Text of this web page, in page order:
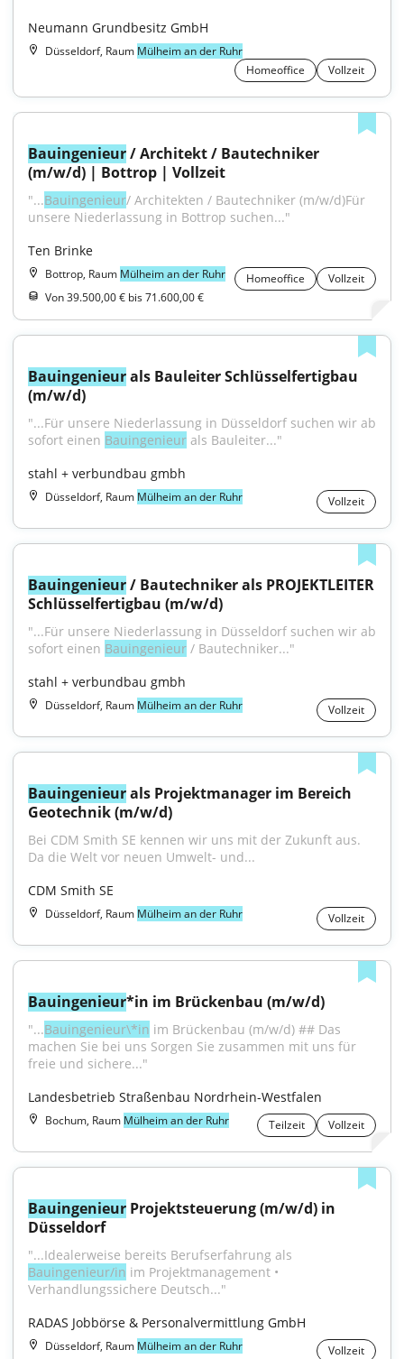
Neumann Grundbesitz GmbH
Düsseldorf, Raum Mülheim an der Ruhr
Homeoffice
Vollzeit
Bauingenieur / Architekt / Bautechniker
(m/w/d) | Bottrop | Vollzeit
"...Bauingenieur/ Architekten / Bautechniker (m/w/d)Für
unsere Niederlassung in Bottrop suchen..."
Ten Brinke
Bottrop, Raum Mülheim an der Ruhr Homeoffice
Vollzeit
Von 39.500,00 € bis 71.600,00 €
Bauingenieur als Bauleiter Schlüsselfertigbau
(m/w/d)
"...Für unsere Niederlassung in Düsseldorf suchen wir ab
sofort einen Bauingenieur als Bauleiter..."
stahl + verbundbau gmbh
Düsseldorf, Raum Mülheim an der Ruhr Vollzeit
Bauingenieur / Bautechniker als PROJEKTLEITER
Schlüsselfertigbau (m/w/d)
"...Für unsere Niederlassung in Düsseldorf suchen wir ab
sofort einen Bauingenieur / Bautechniker..."
stahl + verbundbau gmbh
Düsseldorf, Raum Mülheim an der Ruhr Vollzeit
Bauingenieur als Projektmanager im Bereich
Geotechnik (m/w/d)
Bei CDM Smith SE kennen wir uns mit der Zukunft aus.
Da die Welt vor neuen Umwelt- und...
CDM Smith SE
Düsseldorf, Raum Mülheim an der Ruhr Vollzeit
Bauingenieur*in im Brückenbau (m/w/d)
"...Bauingenieur\*in im Brückenbau (m/w/d) ## Das
machen Sie bei uns Sorgen Sie zusammen mit uns für
freie und sichere..."
Landesbetrieb Straßenbau Nordrhein-Westfalen
Bochum, Raum Mülheim an der Ruhr Teilzeit Vollzeit
Bauingenieur Projektsteuerung (m/w/d) in
Düsseldorf
Bauingenieur/in im Projekt­management •
Verhandlungssichere Deutsch..."
RADAS Jobbörse & Personalvermittlung GmbH
Düsseldorf, Raum Mülheim an der Ruhr Vollzeit